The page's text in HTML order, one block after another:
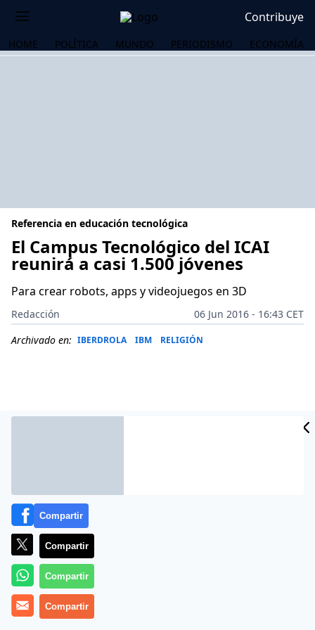
Contribuye
HOME POLÍTICA MUNDO PERIODISMO ECONOMÍA
Referencia en educación tecnológica
El Campus Tecnológico del ICAI
reunirá a casi 1.500 jóvenes
Para crear robots, apps y videojuegos en 3D
Redacción
06 Jun 2016 - 16:43 CET
Archivado en: IBERDROLA IBM RELIGIÓN
Más información
Compartir
Compartir
Compartir
Compartir